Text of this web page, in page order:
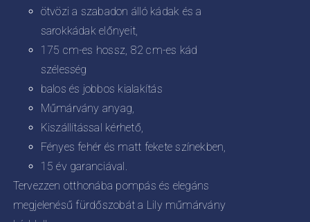
ötvözi a szabadon álló kádak és a
sarokkádak előnyeit,
175 cm-es hossz, 82 cm-es kád
szélesség
balos és jobbos kialakítás
Műmárvány anyag,
Kiszállítással kérhető,
Fényes fehér és matt fekete színekben,
15 év garanciával.
Tervezzen otthonába pompás és elegáns
megjelenésű fürdőszobát a Lily műmárvány